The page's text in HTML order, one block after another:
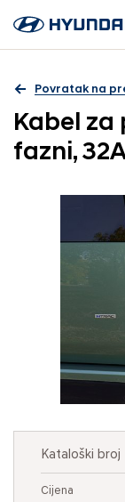
Povratak na
Kabel za
fazni,
Kataloški broj
Cijena